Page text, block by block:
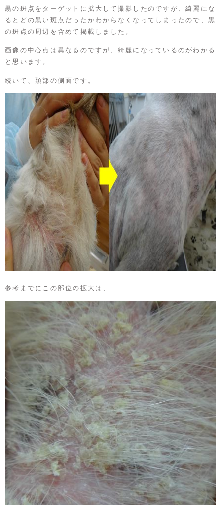
黒の斑点をターゲットに拡大して撮影したのですが、綺麗にな
るとどの黒い斑点だったかわからなくなってしまったので、黒
の斑点の周辺を含めて掲載しました。
画像の中心点は異なるのですが、綺麗になっているのがわかる
と思います。
続いて、頚部の側面です。
参考までにこの部位の拡大は、